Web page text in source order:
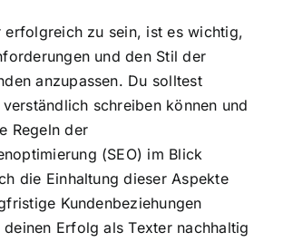
erfolgreich zu sein, ist es wichtig,
und den Stil der
anzupassen. Du solltest
schreiben können und
Regeln der
(SEO) im Blick
die Einhaltung dieser Aspekte
Kundenbeziehungen
Erfolg als Texter nachhaltig